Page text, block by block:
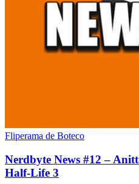
Fliperama de Boteco
Nerdbyte News #12 –
Half-Life 3